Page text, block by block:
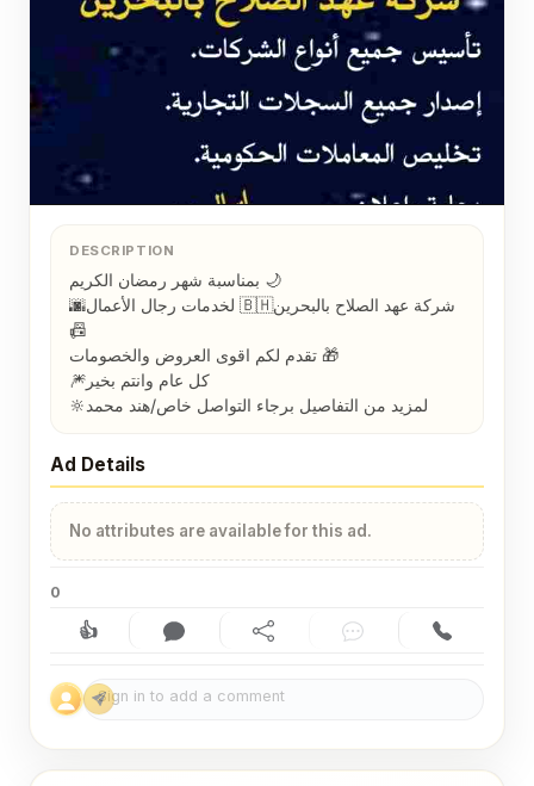
DESCRIPTION
بمناسبة شهر رمضان الكريم 🌙
🌆شركة عهد الصلاح بالبحرين⁦🇧🇭⁩ لخدمات رجال الأعمال
📠
تقدم لكم اقوى العروض والخصومات 🎁
🎆كل عام وانتم بخير
🔆لمزيد من التفاصيل برجاء التواصل خاص/هند محمد
Ad Details
No attributes are available for this ad.
0
👍
Like (0) Comment (0)Share Chat Contact